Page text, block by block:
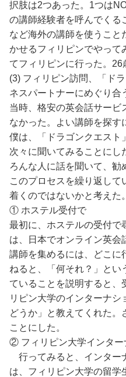
択肢は2つあった。1つは
の講師経験者を呼んでくる
など海外の講師を使うこと
かせるフィリピンでやって
てフィリピンに行った。
(3) フィリピン訪問、「ド
ネスパートナーにめぐり合
当時、格安の英会話サービ
なかった。よい講師を探す
僕は、「ドラゴンクエスト
次々に聞いてみることにし
ろんな人に話を聞いて、勧
このプロセスを繰り返して
着くのではないかと考えた。
① ホステル受付で
最初に、ホステルの受付で
は、日本でオンライン英会
講師を集めるには、どこに
ねると、「何それ？」とい
ていることを説明すると、
リピン大学のインターナシ
どうか」と教えてくれた。
ことにした。
② フィリピン大学インター
行ってみると、インター
は、フィリピン大学の留学